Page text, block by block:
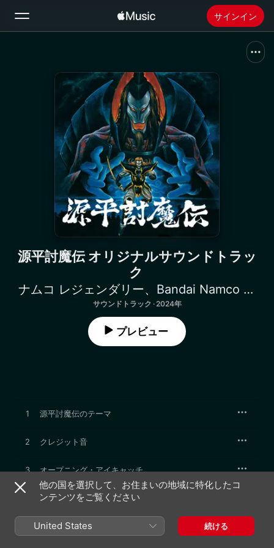
サインイン
新着おすすめ
ラジオ
Apple Musicをインストール
源平討魔伝 オリジナルサウンドトラッ
ク
ナムコ レジェンダリー、 Bandai Namco Game Music
サウンドトラック · 2024年
プレビュー
1 源平討魔伝のテーマ
2 クレジット音
3 オープニング・アイキャッチ
横モード
BIGモード・ジングル
他の国を選択して、お住まいの地域に特化したコ
ンテンツをご覧ください
United States 続ける